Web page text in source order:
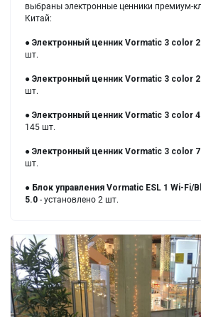
выбраны электронные ценники премиум-
Китай:
● Электронный ценник Vormatic 3 color
шт.
● Электронный ценник Vormatic 3 color
шт.
● Электронный ценник Vormatic 3 color
145 шт.
● Электронный ценник Vormatic 3 color
шт.
● Блок управления Vormatic ESL 1 Wi-Fi/
5.0 - установлено 2 шт.